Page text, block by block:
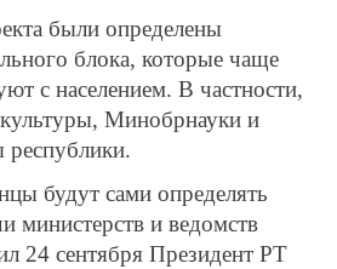
были определены
блока, которые чаще
с населением. В частности,
Минобрнауки и
будут сами определять
министерств и ведомств
24 сентября Президент РТ